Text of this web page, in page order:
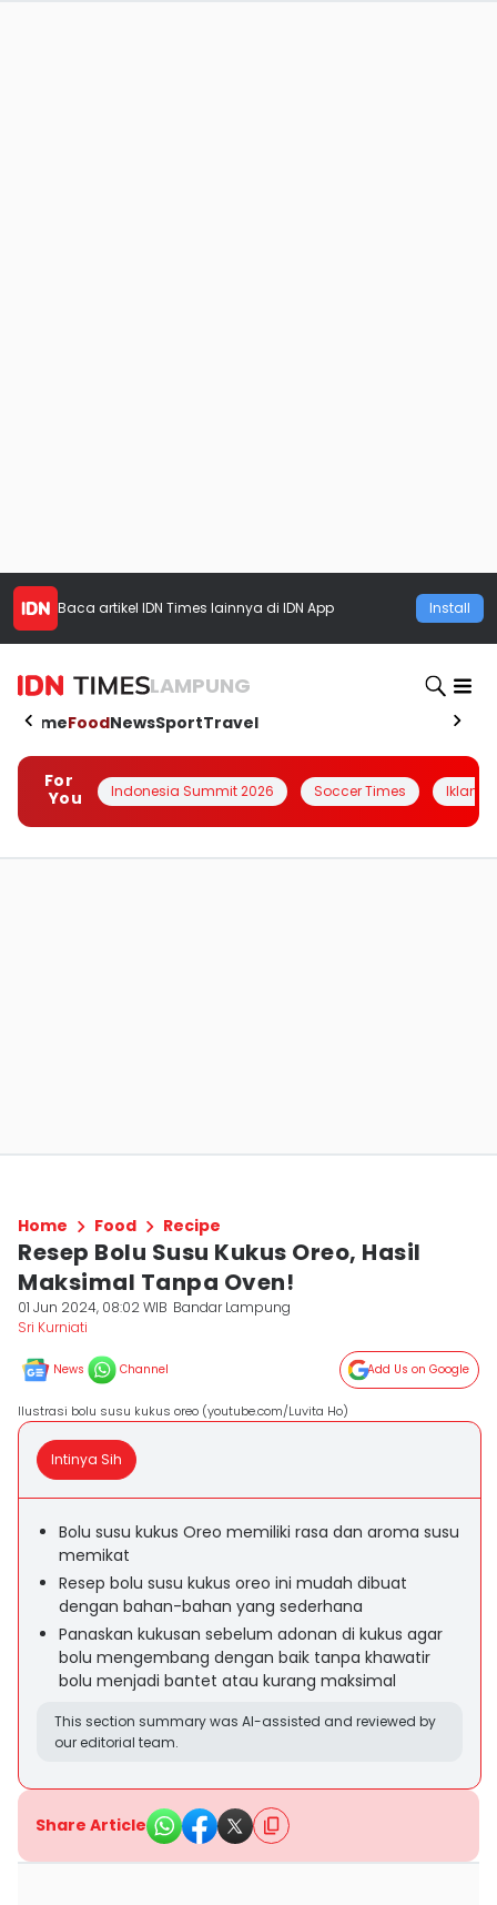
Baca artikel IDN Times lainnya di IDN App Install
LAMPUNG
HomeFoodNewsSportTravel
For
You
Indonesia Summit 2026 Soccer Times Iklanin
Home Food Recipe
Resep Bolu Susu Kukus Oreo, Hasil
Maksimal Tanpa Oven!
01 Jun 2024, 08:02 WIB Bandar Lampung
Sri Kurniati
News Channel Add Us on Google
Ilustrasi bolu susu kukus oreo (youtube.com/Luvita Ho)
Intinya Sih
Bolu susu kukus Oreo memiliki rasa dan aroma susu
memikat
Resep bolu susu kukus oreo ini mudah dibuat
dengan bahan-bahan yang sederhana
Panaskan kukusan sebelum adonan di kukus agar
bolu mengembang dengan baik tanpa khawatir
bolu menjadi bantet atau kurang maksimal
This section summary was AI-assisted and reviewed by
our editorial team.
Share Article